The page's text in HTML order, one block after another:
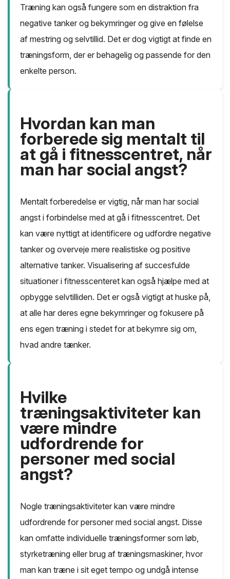
Træning kan også fungere som en distraktion fra
negative tanker og bekymringer og give en følelse
af mestring og selvtillid. Det er dog vigtigt at finde en
træningsform, der er behagelig og passende for den
enkelte person.
Hvordan kan man
forberede sig mentalt til
at gå i fitnesscentret, når
man har social angst?
Mentalt forberedelse er vigtig, når man har social
angst i forbindelse med at gå i fitnesscentret. Det
kan være nyttigt at identificere og udfordre negative
tanker og overveje mere realistiske og positive
alternative tanker. Visualisering af succesfulde
situationer i fitnesscenteret kan også hjælpe med at
opbygge selvtilliden. Det er også vigtigt at huske på,
at alle har deres egne bekymringer og fokusere på
ens egen træning i stedet for at bekymre sig om,
hvad andre tænker.
Hvilke
træningsaktiviteter kan
være mindre
udfordrende for
personer med social
angst?
Nogle træningsaktiviteter kan være mindre
udfordrende for personer med social angst. Disse
kan omfatte individuelle træningsformer som løb,
styrketræning eller brug af træningsmaskiner, hvor
man kan træne i sit eget tempo og undgå intense